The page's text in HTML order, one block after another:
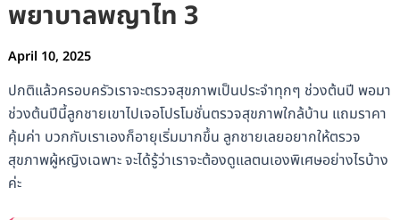
พยาบาลพญาไท 3
April 10, 2025
ปกติแล้วครอบครัวเราจะตรวจสุขภาพเป็นประจำทุกๆ ช่วงต้นปี พอมา
ช่วงต้นปีนี้ลูกชายเขาไปเจอโปรโมชั่นตรวจสุขภาพใกล้บ้าน แถมราคา
คุ้มค่า บวกกับเราเองก็อายุเริ่มมากขึ้น ลูกชายเลยอยากให้ตรวจ
สุขภาพผู้หญิงเฉพาะ จะได้รู้ว่าเราจะต้องดูแลตนเองพิเศษอย่างไรบ้าง
ค่ะ